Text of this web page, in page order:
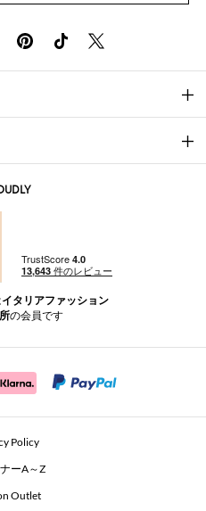
イタリアファッション
の会員です
Policy
ーA～Z
Outlet